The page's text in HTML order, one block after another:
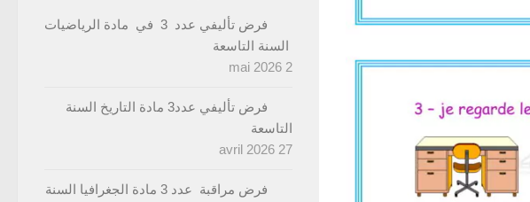
فرض تأليفي عدد 3 في مادة الرياضيات
السنة التاسعة
2 mai 2026
فرض تأليفي عدد3 مادة التاريخ السنة
التاسعة
27 avril 2026
فرض مراقبة عدد 3 مادة الجغرافيا السنة